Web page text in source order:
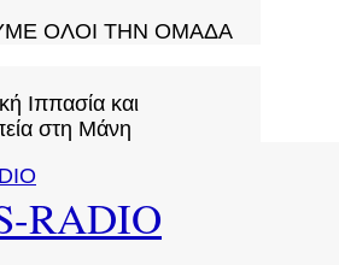
ΟΛΟΙ ΤΗΝ ΟΜΑΔΑ
Ιππασία και
στη Μάνη
RADIO